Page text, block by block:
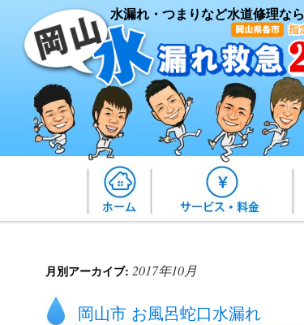
水漏れ・つまりなど水道修理なら
月別アーカイブ: 2017年10月
岡山市 お風呂蛇口水漏れ